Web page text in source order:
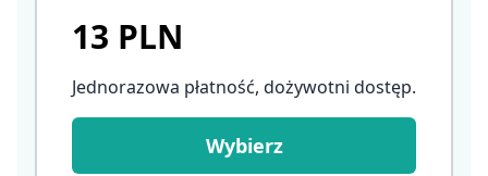
13 PLN
Jednorazowa płatność, dożywotni dostęp.
Wybierz